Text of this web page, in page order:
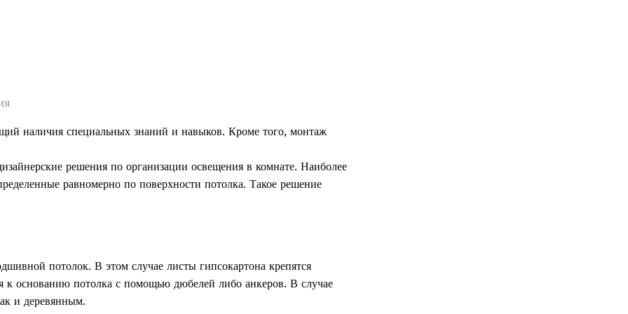
наличия специальных знаний и навыков. Кроме того, монтаж
решения по организации освещения в комнате. Наиболее
равномерно по поверхности потолка. Такое решение
потолок. В этом случае листы гипсокартона крепятся
к основанию потолка с помощью дюбелей либо анкеров. В случае
и деревянным.